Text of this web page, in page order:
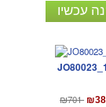
עכשיו
₪701